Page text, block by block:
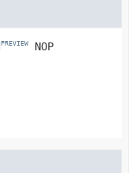
PREVIEW NOP